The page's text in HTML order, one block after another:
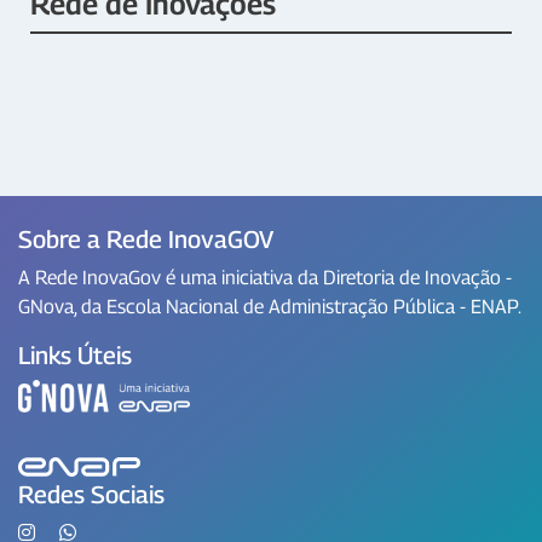
Sobre a Rede InovaGOV
A Rede InovaGov é uma iniciativa da Diretoria de Inovação -
GNova, da Escola Nacional de Administração Pública - ENAP.
Links Úteis
Redes Sociais